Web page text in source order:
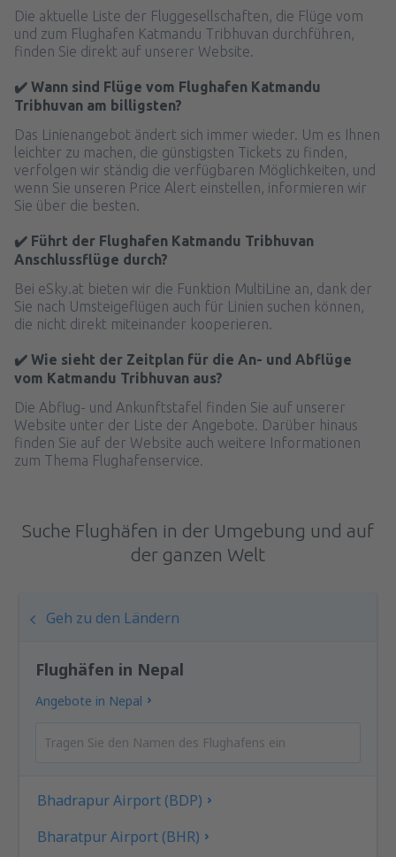
Die aktuelle Liste der Fluggesellschaften, die Flüge vom
und zum Flughafen Katmandu Tribhuvan durchführen,
finden Sie direkt auf unserer Website.
✔️ Wann sind Flüge vom Flughafen Katmandu
Tribhuvan am billigsten?
Das Linienangebot ändert sich immer wieder. Um es Ihnen
leichter zu machen, die günstigsten Tickets zu finden,
verfolgen wir ständig die verfügbaren Möglichkeiten, und
wenn Sie unseren Price Alert einstellen, informieren wir
Sie über die besten.
✔️ Führt der Flughafen Katmandu Tribhuvan
Anschlussflüge durch?
Bei eSky.at bieten wir die Funktion MultiLine an, dank der
Sie nach Umsteigeflügen auch für Linien suchen können,
die nicht direkt miteinander kooperieren.
✔️ Wie sieht der Zeitplan für die An- und Abflüge
vom Katmandu Tribhuvan aus?
Die Abflug- und Ankunftstafel finden Sie auf unserer
Website unter der Liste der Angebote. Darüber hinaus
finden Sie auf der Website auch weitere Informationen
zum Thema Flughafenservice.
Suche Flughäfen in der Umgebung und auf
der ganzen Welt
Geh zu den Ländern
Flughäfen in Nepal
Angebote in Nepal
Bhadrapur Airport (BDP)
Bharatpur Airport (BHR)